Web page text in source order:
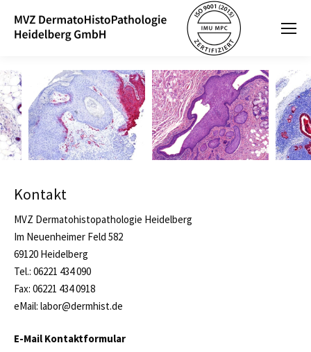
Kontakt
MVZ Dermatohistopathologie Heidelberg
Im Neuenheimer Feld 582
69120 Heidelberg
Tel.: 06221 434 090
Fax: 06221 434 0918
eMail: labor@dermhist.de
E-Mail Kontaktformular